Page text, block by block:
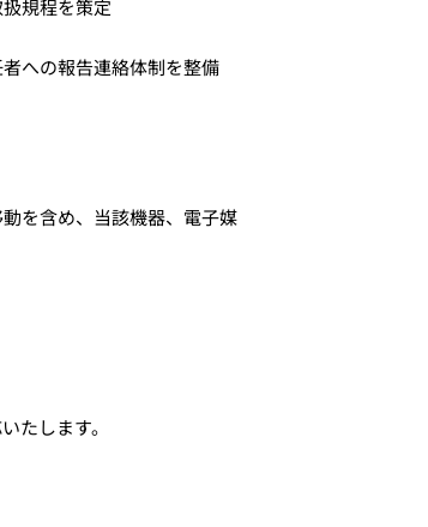
規程を策定
への報告連絡体制を整備
を含め、当該機器、電子媒
たします。